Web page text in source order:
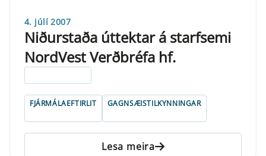
4. júlí 2007
Niðurstaða úttektar á starfsemi
NordVest Verðbréfa hf.
FJÁRMÁLAEFTIRLIT GAGNSÆISTILKYNNINGAR
Lesa meira